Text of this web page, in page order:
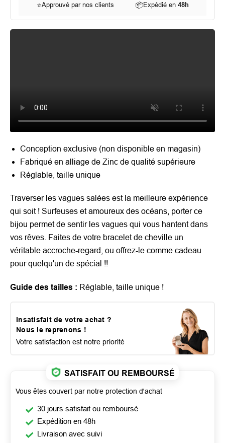
⭐Approuvé par nos clients 📦Expédié en 48h
Conception exclusive (non disponible en magasin)
Fabriqué en alliage de Zinc de qualité supérieure
Réglable, taille unique
Traverser les vagues salées est la meilleure expérience
qui soit ! Surfeuses et amoureux des océans, porter ce
bijou permet de sentir les vagues qui vous hantent dans
vos rêves. Faites de votre bracelet de cheville un
véritable accroche-regard, ou offrez-le comme cadeau
pour quelqu'un de spécial !!
Guide des tailles : Réglable, taille unique !
Insatisfait de votre achat ?
Nous le reprenons !
Votre satisfaction est notre priorité
SATISFAIT OU REMBOURSÉ
Vous êtes couvert par notre protection d'achat
30 jours satisfait ou remboursé
Expédition en 48h
Livraison avec suivi